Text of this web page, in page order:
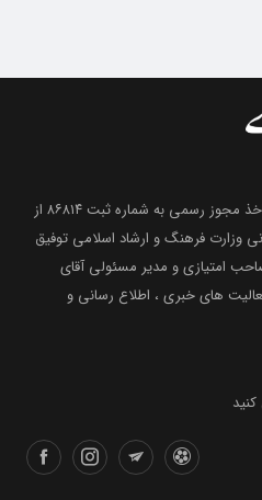
با اخذ مجوز رسمی به شماره ثبت ۸۶۸۱۴ از
وزارت فرهنگ و ارشاد اسلامی توفیق
۲۰ مرداد ماه سال ۱۳۹۹ با صاحب امتیازی و مدیر مسئولی آقای
های خبری ، اطلاع رسانی و
کنید